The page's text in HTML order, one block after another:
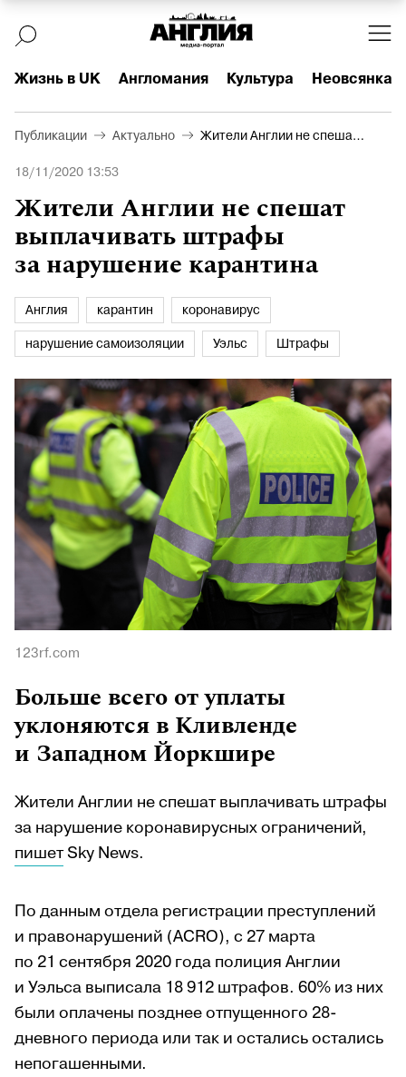
Жизнь в UK Англомания Культура Неовсянка
Публикации Актуально
Жители Англии не спешат
18/11/2020 13:53
Жители Англии не спешат
выплачивать штрафы
за нарушение карантина
Англия карантин
коронавирус
нарушение самоизоляции
Уэльс Штрафы
123rf.com
Больше всего от уплаты
уклоняются в Кливленде
и Западном Йоркшире
Жители Англии не спешат выплачивать штрафы
за нарушение коронавирусных ограничений,
пишетSky News.
По данным отдела регистрации преступлений
и правонарушений (ACRO), c 27 марта
по 21 сентября 2020 года полиция Англии
и Уэльса выписала 18 912 штрафов. 60% из них
были оплачены позднее отпущенного 28-
дневного периода или так и остались остались
непогашенными.